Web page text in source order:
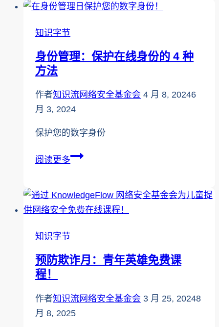
的
隐
座
知识字节
身份管理：保护在线身份的 4 种
方法
作者知识流网络安全基金会 4 月 8, 20246
月 3, 2024
保护您的数字身份
阅读更多身
理：
保
线
的
4
知识字节
预防欺诈月：青年英雄免费课
程！
作者知识流网络安全基金会 3 月 25, 20248
月 8, 2025